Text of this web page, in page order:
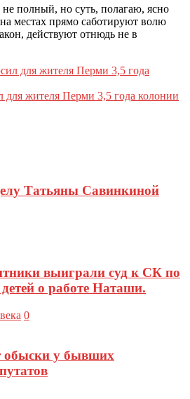
не полный, но суть, полагаю, ясно
местах прямо саботируют волю
действуют отнюдь не в
для жителя Перми 3,5 года
для жителя Перми 3,5 года колонии
Татьяны Савинкиной
выиграли суд к СК по
о работе Наташи.
0
обыски у бывших